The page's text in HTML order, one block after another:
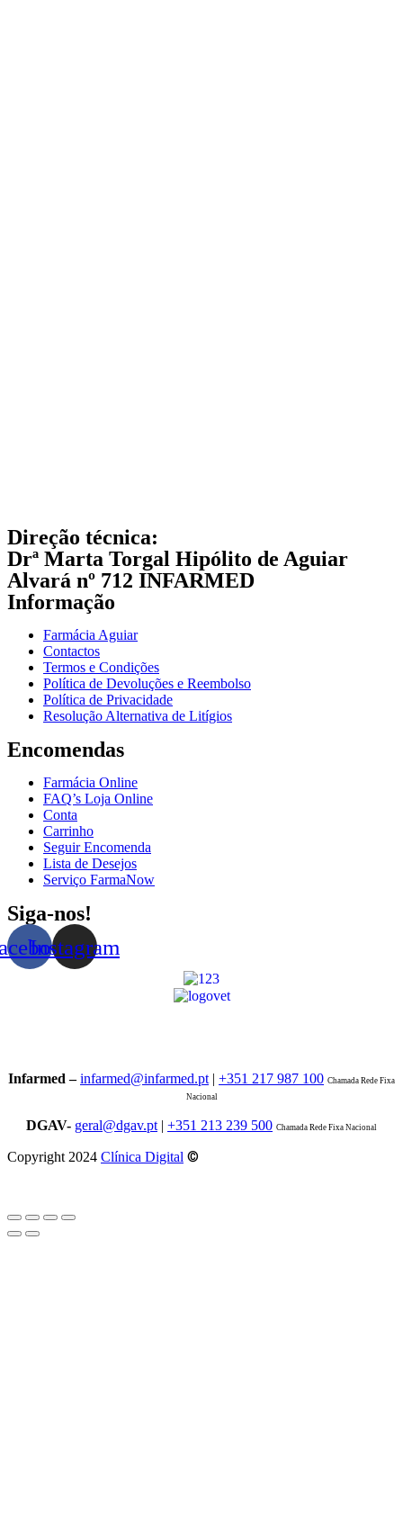
Direção técnica:
Drª Marta Torgal Hipólito de Aguiar
Alvará nº 712 INFARMED
Informação
Farmácia Aguiar
Contactos
Termos e Condições
Política de Devoluções e Reembolso
Política de Privacidade
Resolução Alternativa de Litígios
Encomendas
Farmácia Online
FAQ’s Loja Online
Conta
Carrinho
Seguir Encomenda
Lista de Desejos
Serviço FarmaNow
Siga-nos!
Instagram
Infarmed –infarmed@infarmed.pt | +351 217 987 100 Chamada Rede Fixa
Nacional
DGAV- geral@dgav.pt | +351 213 239 500 Chamada Rede Fixa Nacional
Copyright 2024 Clínica Digital ©